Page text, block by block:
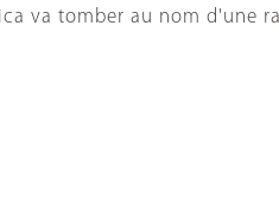
va tomber au nom d'une